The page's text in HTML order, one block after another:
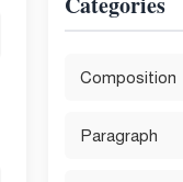
Composition
Paragraph